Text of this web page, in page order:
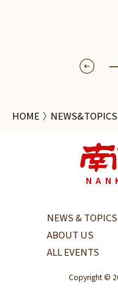
HOME NEWS&TOPICS
NEWS & TOPICS
ABOUT US
ALL EVENTS
Copyright ©